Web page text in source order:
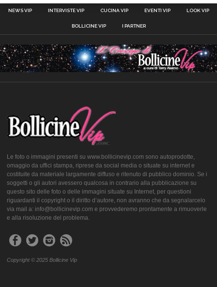
NEWS VIP INTERVISTE VIP CUCINA VIP EVENTI VIP LOOK VIP
BOLLICINE VIP I PARTNER
Le foto o immagini presenti su www.bollicinevip.com sono autoprodotte,
omaggio da uffici stampa, riprese da social media o situate su internet e
costituite da materiale largamente diffuso e ritenuto di pubblico dominio. Se i
soggetti o gli autori avessero qualcosa in contrario alla pubblicazione su
questo sito delle foto o delle immagini situate su Internet, per questioni
riguardanti il copyright o il diritto d’autore, non avranno che da segnalarcelo
via mail a: info@bollicinevip.com e provvederemo prontamente a rimuoverle
e alla risoluzione del problema.
Copyright © 2025 Bollicine Vip